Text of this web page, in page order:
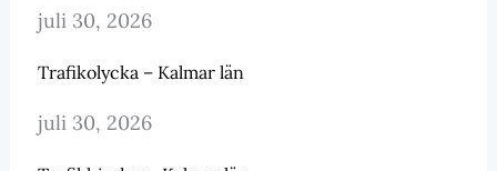
juli 30, 2026
Trafikolycka – Kalmar län
juli 30, 2026